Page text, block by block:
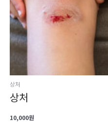
상처
상처
10,000원